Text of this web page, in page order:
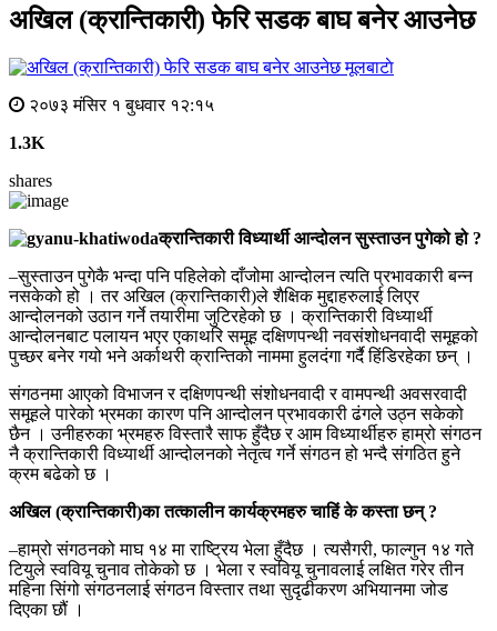
अखिल (क्रान्तिकारी) फेरि सडक बाघ बनेर आउनेछ
मूलबाटाे
२०७३ मंसिर १ बुधवार १२:१५
1.3K
shares
क्रान्तिकारी विध्यार्थी आन्दोलन सुस्ताउन पुगेको हो ?
–सुस्ताउन पुगेकै भन्दा पनि पहिलेको दाँजोमा आन्दोलन त्यति प्रभावकारी बन्न
नसकेको हो । तर अखिल (क्रान्तिकारी)ले शैक्षिक मुद्दाहरुलाई लिएर
आन्दोलनको उठान गर्ने तयारीमा जुटिरहेको छ । क्रान्तिकारी विध्यार्थी
आन्दोलनबाट पलायन भएर एकाथरि समूह दक्षिणपन्थी नवसंशोधनवादी समूहको
पुच्छर बनेर गयो भने अर्काथरी क्रान्तिको नाममा हुलदंगा गर्दै हिंडिरहेका छन् ।
संगठनमा आएको विभाजन र दक्षिणपन्थी संशोधनवादी र वामपन्थी अवसरवादी
समूहले पारेको भ्रमका कारण पनि आन्दोलन प्रभावकारी ढंगले उठ्न सकेको
छैन । उनीहरुका भ्रमहरु विस्तारै साफ हुँदैछ र आम विध्यार्थीहरु हाम्रो संगठन
नै क्रान्तिकारी विध्यार्थी आन्दोलनको नेतृत्व गर्ने संगठन हो भन्दै संगठित हुने
क्रम बढेको छ ।
अखिल (क्रान्तिकारी)का तत्कालीन कार्यक्रमहरु चाहिं के कस्ता छन् ?
–हाम्रो संगठनको माघ १४ मा राष्ट्रिय भेला हुँदैछ । त्यसैगरी, फाल्गुन १४ गते
टियुले स्ववियू चुनाव तोकेको छ । भेला र स्ववियू चुनावलाई लक्षित गरेर तीन
महिना सिंगो संगठनलाई संगठन विस्तार तथा सुदृढीकरण अभियानमा जोड
दिएका छौं ।